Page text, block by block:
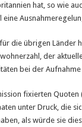
hat, so wie
eine
die übrigen Länder
der
bei der
fixierten Quoten
unter Druck, die
als würde sie